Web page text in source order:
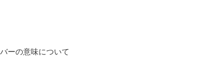
ーの意味について